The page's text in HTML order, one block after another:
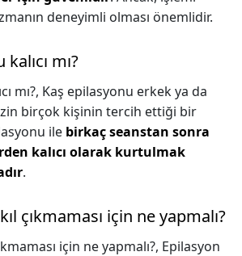
deneyimli olması önemlidir.
mı?
mı?, Kaş epilasyonu erkek ya da
birçok kişinin tercih ettiği bir
ile birkaç seanstan sonra
kalıcı olarak kurtulmak
.
çıkmaması için ne yapmalı?
için ne yapmalı?, Epilasyon